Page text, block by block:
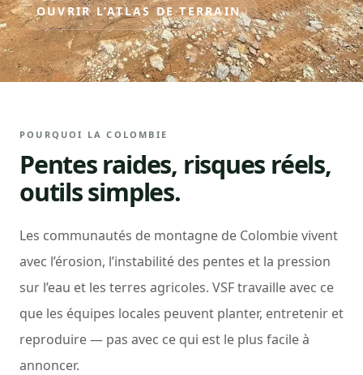
OUVRIR L’ATLAS DE TERRAIN
POURQUOI LA COLOMBIE
Pentes raides, risques réels,
outils simples.
Les communautés de montagne de Colombie vivent
avec l’érosion, l’instabilité des pentes et la pression
sur l’eau et les terres agricoles. VSF travaille avec ce
que les équipes locales peuvent planter, entretenir et
reproduire — pas avec ce qui est le plus facile à
annoncer.